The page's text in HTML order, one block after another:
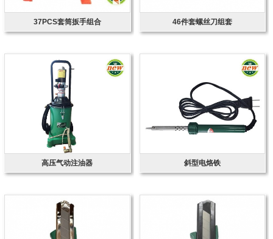
37PCS套筒扳手组合 46件套螺丝刀组套
高压气动注油器 斜型电烙铁